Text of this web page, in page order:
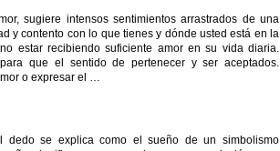
sugiere intensos sentimientos arrastrados de una
y contento con lo que tienesy dónde usted está en la
estar recibiendo suficiente amor en su vida diaria.
para que el sentidode pertenecer yser aceptados.
o expresar el …
se explica como el sueño de un simbolismo